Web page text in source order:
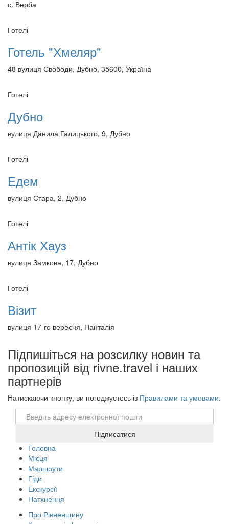
с. Верба
Готелі
Готель "Хмеляр"
48 вулиця Свободи, Дубно, 35600, Україна
Готелі
Дубно
вулиця Данила Галицького, 9, Дубно
Готелі
Едем
вулиця Стара, 2, Дубно
Готелі
Антік Хауз
вулиця Замкова, 17, Дубно
Готелі
Візит
вулиця 17-го вересня, Панталія
Підпишіться на розсилку новин та
пропозицій від rivne.travel і наших
партнерів
Натискаючи кнопку, ви погоджуєтесь із Правилами та умовами.
Email
Підписатися
Головна
Місця
Маршрути
Гіди
Екскурсії
Натхнення
Про Рівненщину